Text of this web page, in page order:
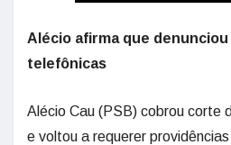
Alécio afirma que
telefônicas
Alécio Cau (PSB) cobrou corte
e voltou a requerer